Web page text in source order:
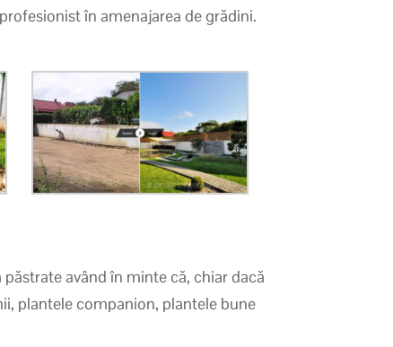
în amenajarea de grădini.
având în minte că, chiar dacă
plantele companion, plantele bune